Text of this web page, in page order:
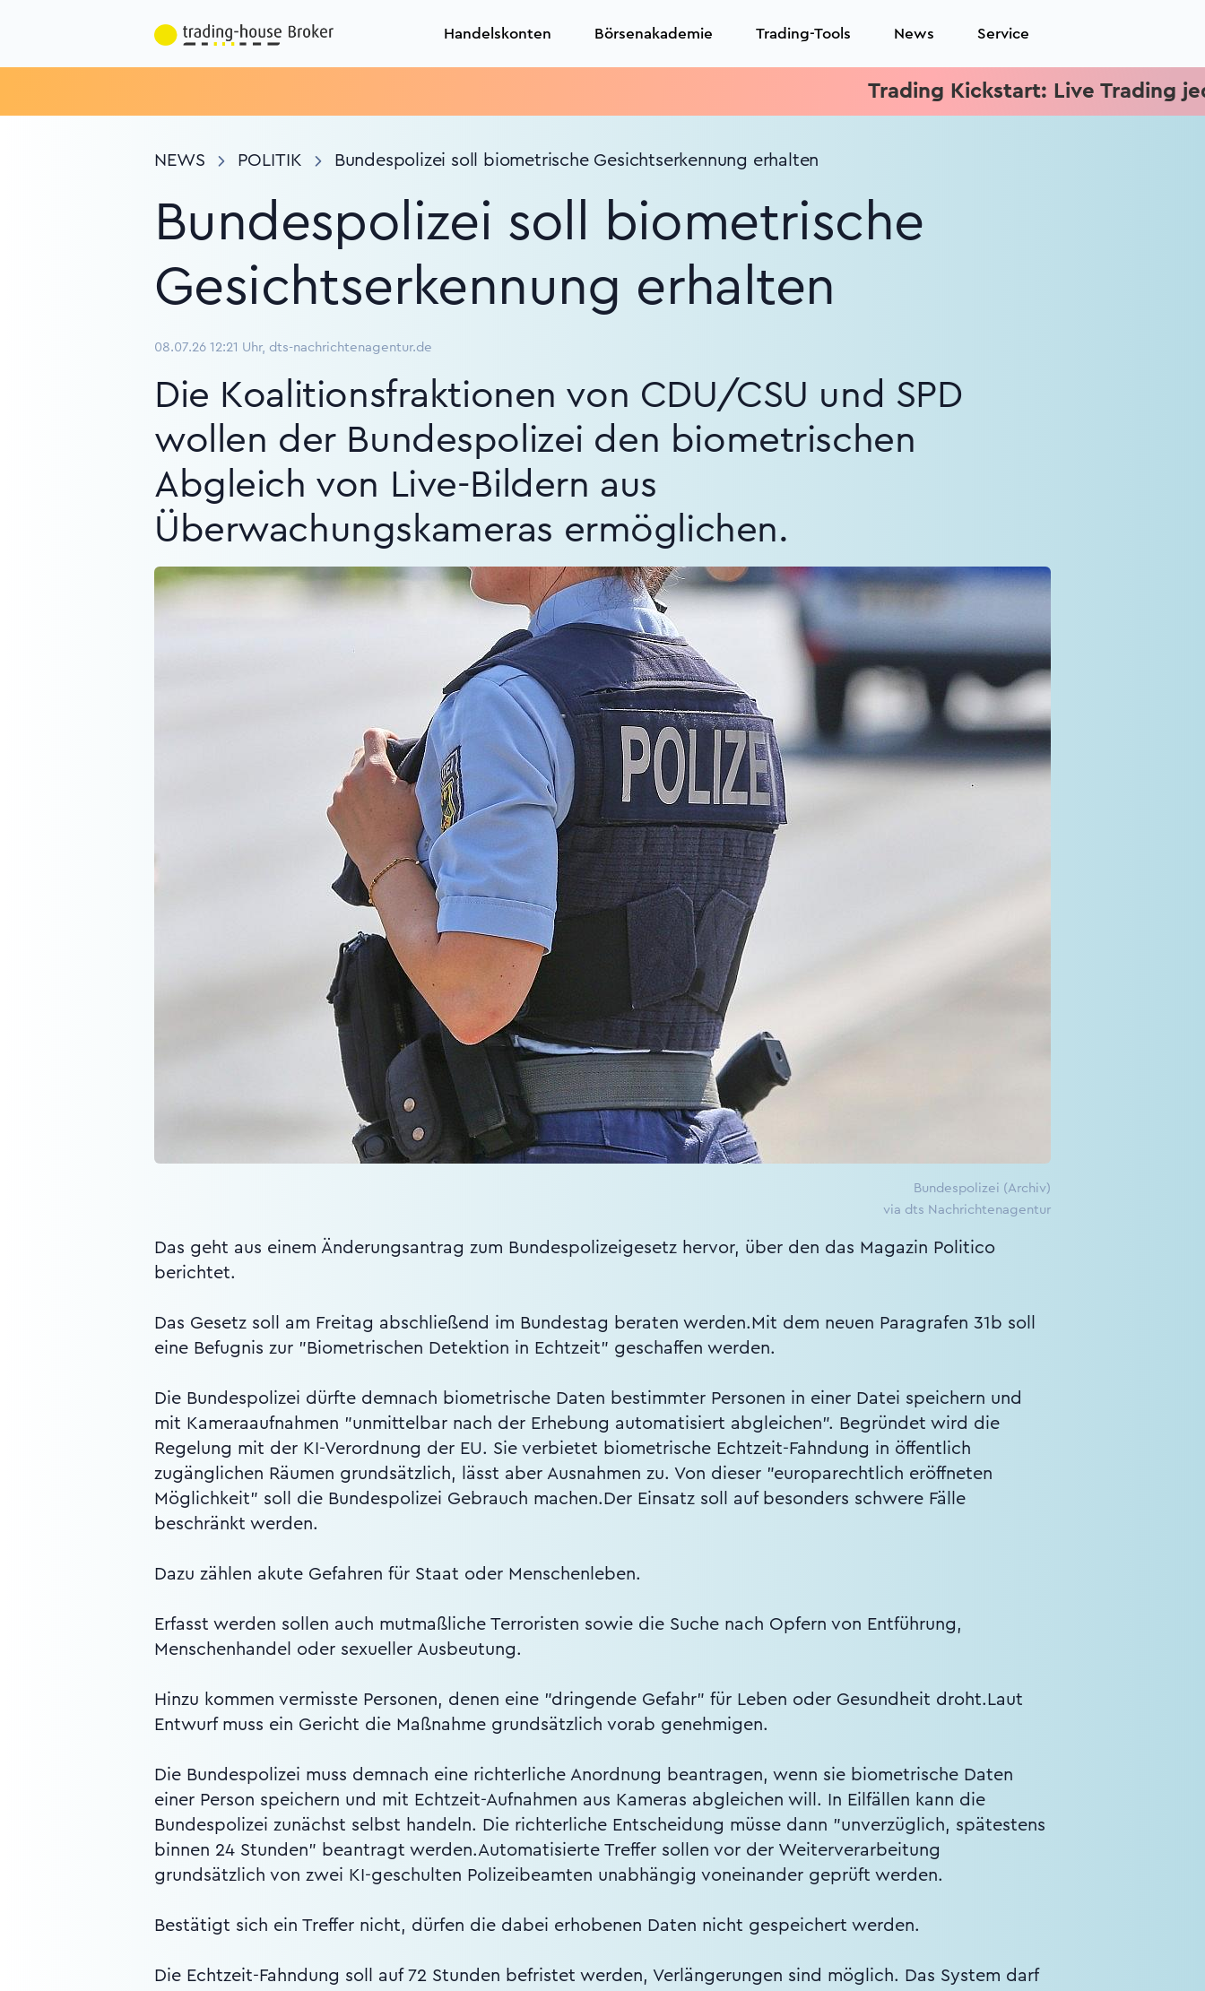
Handelskonten Börsenakademie Trading-Tools News Service
Trading Kickstart: Live Trading jeden
NEWS POLITIK Bundespolizei soll biometrische Gesichtserkennung erhalten
Bundespolizei soll biometrische
Gesichtserkennung erhalten
08.07.26 12:21 Uhr, dts-nachrichtenagentur.de
Die Koalitionsfraktionen von CDU/CSU und SPD
wollen der Bundespolizei den biometrischen
Abgleich von Live-Bildern aus
Überwachungskameras ermöglichen.
Bundespolizei (Archiv)
via dts Nachrichtenagentur
Das geht aus einem Änderungsantrag zum Bundespolizeigesetz hervor, über den das Magazin Politico
berichtet.
Das Gesetz soll am Freitag abschließend im Bundestag beraten werden.Mit dem neuen Paragrafen 31b soll
eine Befugnis zur "Biometrischen Detektion in Echtzeit" geschaffen werden.
Die Bundespolizei dürfte demnach biometrische Daten bestimmter Personen in einer Datei speichern und
mit Kameraaufnahmen "unmittelbar nach der Erhebung automatisiert abgleichen". Begründet wird die
Regelung mit der KI-Verordnung der EU. Sie verbietet biometrische Echtzeit-Fahndung in öffentlich
zugänglichen Räumen grundsätzlich, lässt aber Ausnahmen zu. Von dieser "europarechtlich eröffneten
Möglichkeit" soll die Bundespolizei Gebrauch machen.Der Einsatz soll auf besonders schwere Fälle
beschränkt werden.
Dazu zählen akute Gefahren für Staat oder Menschenleben.
Erfasst werden sollen auch mutmaßliche Terroristen sowie die Suche nach Opfern von Entführung,
Menschenhandel oder sexueller Ausbeutung.
Hinzu kommen vermisste Personen, denen eine "dringende Gefahr" für Leben oder Gesundheit droht.Laut
Entwurf muss ein Gericht die Maßnahme grundsätzlich vorab genehmigen.
Die Bundespolizei muss demnach eine richterliche Anordnung beantragen, wenn sie biometrische Daten
einer Person speichern und mit Echtzeit-Aufnahmen aus Kameras abgleichen will. In Eilfällen kann die
Bundespolizei zunächst selbst handeln. Die richterliche Entscheidung müsse dann "unverzüglich, spätestens
binnen 24 Stunden" beantragt werden.Automatisierte Treffer sollen vor der Weiterverarbeitung
grundsätzlich von zwei KI-geschulten Polizeibeamten unabhängig voneinander geprüft werden.
Bestätigt sich ein Treffer nicht, dürfen die dabei erhobenen Daten nicht gespeichert werden.
Die Echtzeit-Fahndung soll auf 72 Stunden befristet werden, Verlängerungen sind möglich. Das System darf